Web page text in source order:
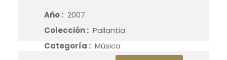
Año : 2007
Colección : Pallantia
Categoría : Música